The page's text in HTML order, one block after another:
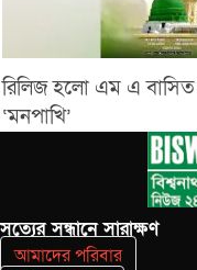
রিলিজ হলো এম এ
‘মনপাখি’
সত‌্যের সন্ধানে সারাক্ষণ
আমাদের পরিবার